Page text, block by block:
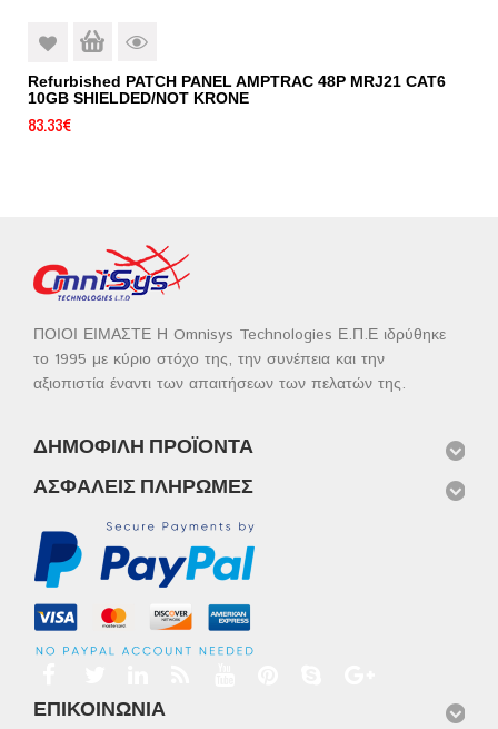
Refurbished PATCH PANEL AMPTRAC 48P MRJ21 CAT6
10GB SHIELDED/NOT KRONE
83.33€
ΠΟΙΟΙ ΕΙΜΑΣΤΕ Η Omnisys Technologies Ε.Π.Ε ιδρύθηκε
το 1995 με κύριο στόχο της, την συνέπεια και την
αξιοπιστία έναντι των απαιτήσεων των πελατών της.
ΔΗΜΟΦΙΛΉ ΠΡΟΪΌΝΤΑ
ΑΣΦΑΛΕΊΣ ΠΛΗΡΩΜΈΣ
ΕΠΙΚΟΙΝΩΝΊΑ